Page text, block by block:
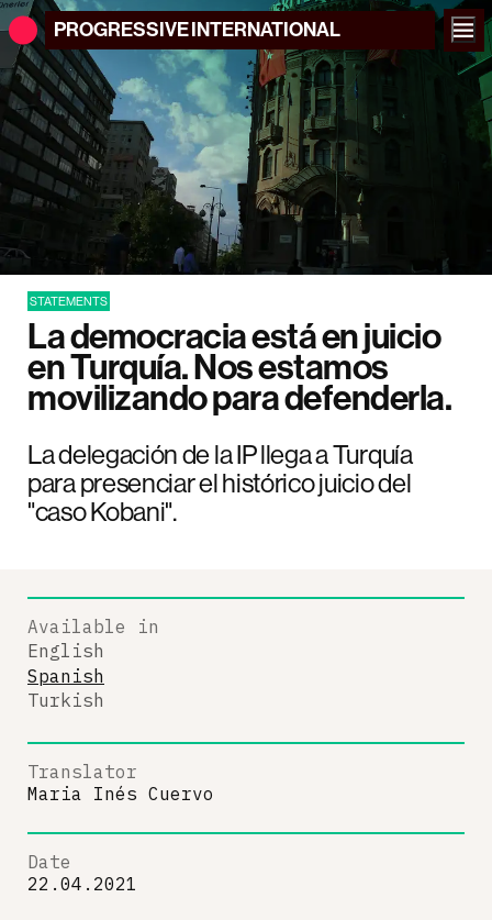
PROGRESSIVEINTERNATIONAL
STATEMENTS
La democracia está en juicio
en Turquía. Nos estamos
movilizando para defenderla.
La delegación de la IP llega a Turquía
para presenciar el histórico juicio del
"caso Kobani".
Available in
English
Spanish
Turkish
Translator
Maria Inés Cuervo
Date
22.04.2021